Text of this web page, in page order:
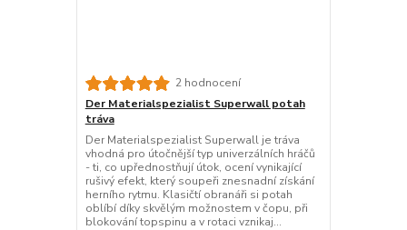
2 hodnocení
Der Materialspezialist Superwall potah
tráva
Der Materialspezialist Superwall je tráva
vhodná pro útočnější typ univerzálních hráčů
- ti, co upřednostňují útok, ocení vynikající
rušivý efekt, který soupeři znesnadní získání
herního rytmu. Klasičtí obranáři si potah
oblíbí díky skvělým možnostem v čopu, při
blokování topspinu a v rotaci vznikaj...